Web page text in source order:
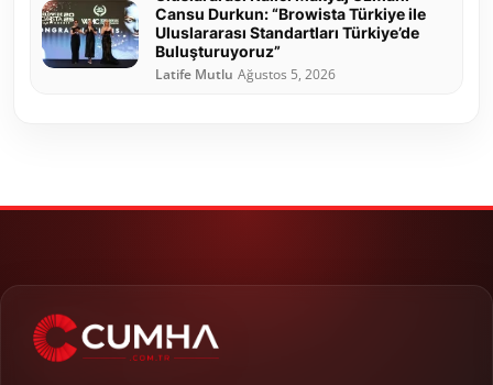
Cansu Durkun: “Browista Türkiye ile
Uluslararası Standartları Türkiye’de
Buluşturuyoruz”
Latife Mutlu Ağustos 5, 2026